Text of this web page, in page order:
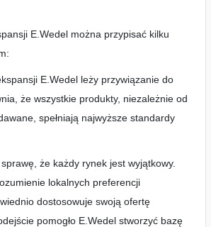
E.Wedel można przypisać kilku
E.Wedel leży przywiązanie do
że wszystkie produkty, niezależnie od
spełniają najwyższe standardy
że każdy rynek jest wyjątkowy.
lokalnych preferencji
dostosowuje swoją ofertę
pomogło E.Wedel stworzyć bazę